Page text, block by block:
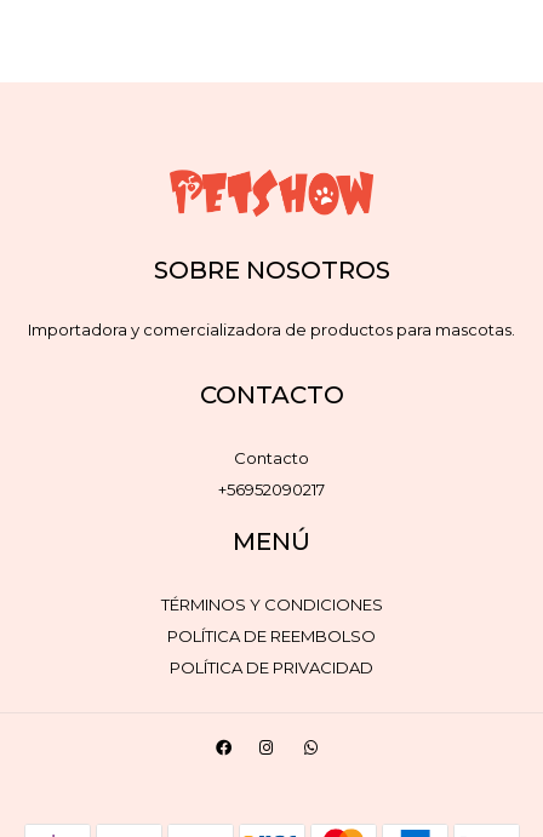
SOBRE NOSOTROS
Importadora y comercializadora de productos para mascotas.
CONTACTO
Contacto
+56952090217
MENÚ
TÉRMINOS Y CONDICIONES
POLÍTICA DE REEMBOLSO
POLÍTICA DE PRIVACIDAD